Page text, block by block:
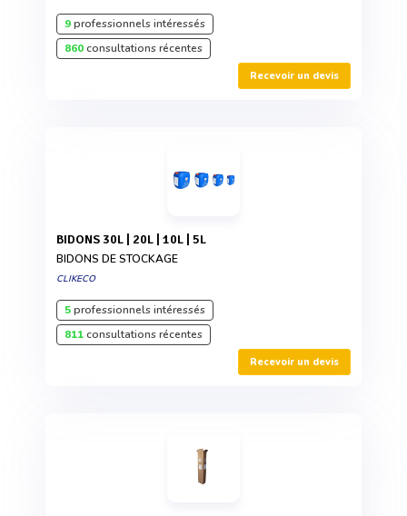
9professionnels intéressés
860consultations récentes
Recevoir un devis
BIDONS 30L | 20L | 10L | 5L
BIDONS DE STOCKAGE
CLIKECO
5professionnels intéressés
811consultations récentes
Recevoir un devis